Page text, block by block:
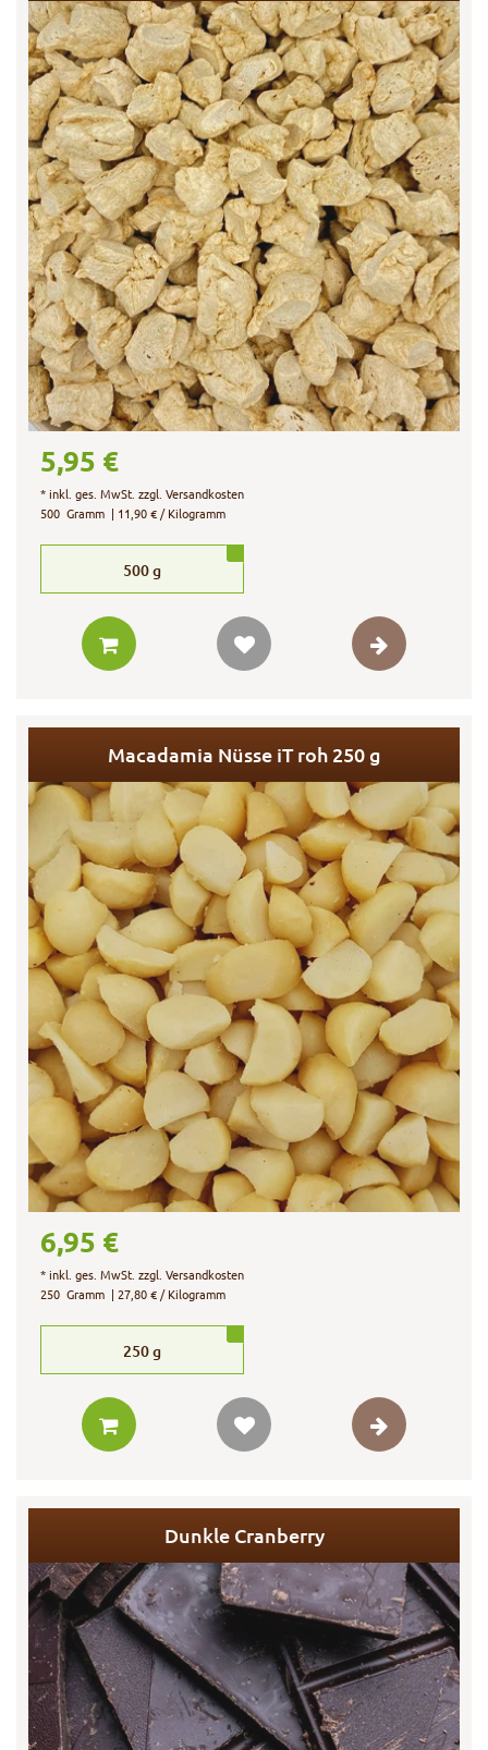
5,95 €
*inkl. ges. MwSt. zzgl.Versandkosten
500 Gramm | 11,90 € / Kilogramm
500g
Macadamia Nüsse iT roh 250 g
6,95 €
*inkl. ges. MwSt. zzgl.Versandkosten
250 Gramm | 27,80 € / Kilogramm
250g
Dunkle Cranberry